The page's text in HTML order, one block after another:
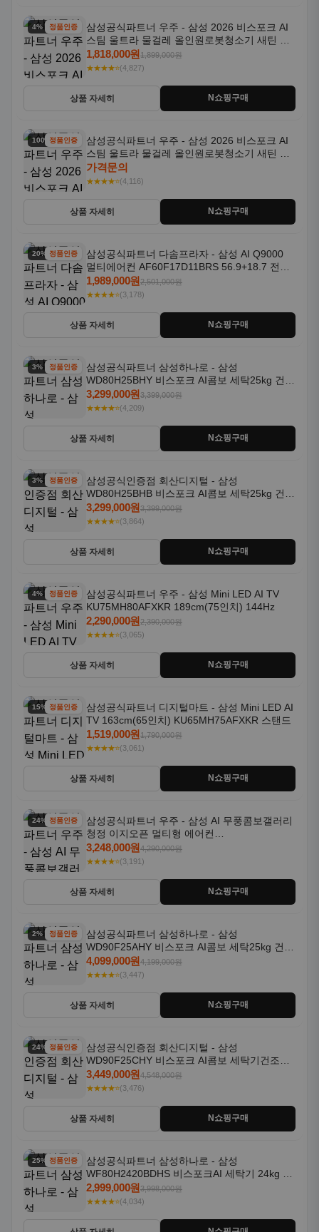
4% 할인정품인증
삼성공식파트너 우주 - 삼성 2026 비스포크 AI
스팀 울트라 물걸레 올인원로봇청소기 새틴 그
레이지 AAG
1,818,000원1,899,000원
★★★★⭐(4,827)
상품 자세히 N쇼핑구매
100% 할인
정품인증
삼성공식파트너 우주 - 삼성 2026 비스포크 AI
스팀 울트라 물걸레 올인원로봇청소기 새틴 차
콜 AAH
가격문의
★★★★⭐(4,116)
상품 자세히 N쇼핑구매
20% 할인정품인증
삼성공식파트너 다솜프라자 - 삼성 AI Q9000
멀티에어컨 AF60F17D11BRS 56.9+18.7 전국
기본설치포함
1,989,000원2,501,000원
★★★★⭐(3,178)
상품 자세히 N쇼핑구매
3% 할인정품인증
삼성공식파트너 삼성하나로 - 삼성
WD80H25BHY 비스포크 AI콤보 세탁25kg 건조
18kg 26년형 일체형 1등급
3,299,000원3,399,000원
★★★★⭐(4,209)
상품 자세히 N쇼핑구매
3% 할인정품인증
삼성공식인증점 회산디지털 - 삼성
WD80H25BHB 비스포크 AI콤보 세탁25kg 건조
18kg 26년형 일체형 1등급
3,299,000원3,399,000원
★★★★⭐(3,864)
상품 자세히 N쇼핑구매
4% 할인정품인증
삼성공식파트너 우주 - 삼성 Mini LED AI TV
KU75MH80AFXKR 189cm(75인치) 144Hz
2,290,000원2,390,000원
★★★★⭐(3,065)
상품 자세히 N쇼핑구매
15% 할인정품인증
삼성공식파트너 디지털마트 - 삼성 Mini LED AI
TV 163cm(65인치) KU65MH75AFXKR 스탠드
1,519,000원1,790,000원
★★★★⭐(3,061)
상품 자세히 N쇼핑구매
24% 할인정품인증
삼성공식파트너 우주 - 삼성 AI 무풍콤보갤러리
청정 이지오픈 멀티형 에어컨
AF80F17D22WRS 기본설치포함
3,248,000원4,290,000원
★★★★⭐(3,191)
상품 자세히 N쇼핑구매
2% 할인정품인증
삼성공식파트너 삼성하나로 - 삼성
WD90F25AHY 비스포크 AI콤보 세탁25kg 건조
18kg 자동문열림 1등급
4,099,000원4,199,000원
★★★★⭐(3,447)
상품 자세히 N쇼핑구매
24% 할인정품인증
삼성공식인증점 회산디지털 - 삼성
WD90F25CHY 비스포크 AI콤보 세탁기건조기
일체형 25kg+18kg 1등급
3,449,000원4,548,000원
★★★★⭐(3,476)
상품 자세히 N쇼핑구매
25% 할인정품인증
삼성공식파트너 삼성하나로 - 삼성
WF80H2420BDHS 비스포크AI 세탁기 24kg 건
조기 20kg 세제자동투입
2,999,000원3,998,000원
★★★★⭐(4,034)